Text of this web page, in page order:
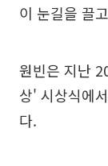
이 눈길을 끌
원빈은 지난
상' 시상식에
다.